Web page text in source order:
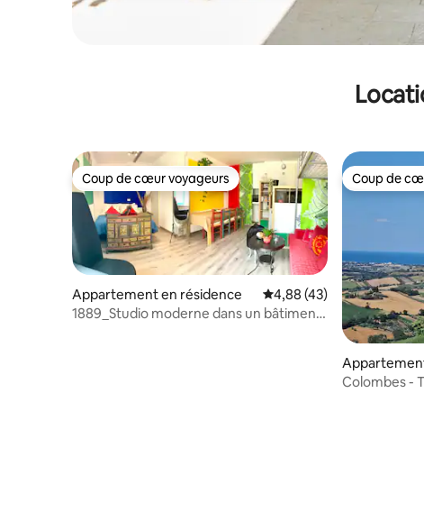
Coup de cœur voyageurs
Coup de cœur voyageurs
Appartement en résidence Évaluation moyenne sur
4,88 (43)
1889_Studio moderne dans un bâtiment
Coup de
Coup de
Colombes -